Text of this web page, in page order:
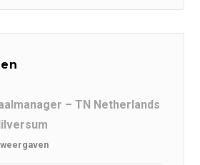
– TN Netherlands
weergaven